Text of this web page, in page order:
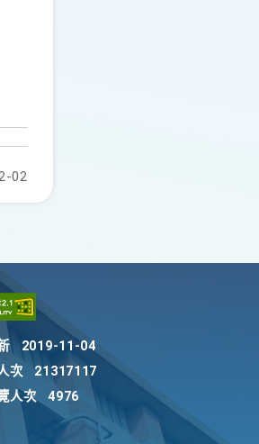
02
2019-11-04
次
21317117
人次
4976